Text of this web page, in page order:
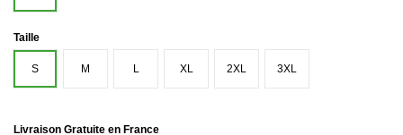
Taille
S M L XL 2XL 3XL
Livraison Gratuite en France